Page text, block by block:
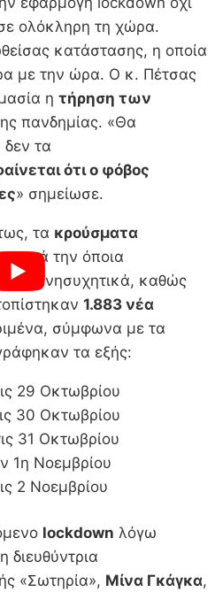
ολόκληρη τη χώρα.
κατάστασης, η οποία
με την ώρα. Ο κ. Πέτσας
η τήρηση των
πανδημίας. «Θα
τα
ότι ο φόβος
» σημείωσε.
τα κρούσματα
παρά την όποια
ανησυχητικά, καθώς
1.883 νέα
σύμφωνα με τα
τα εξής:
29 Οκτωβρίου
30 Οκτωβρίου
31 Οκτωβρίου
1η Νοεμβρίου
2 Νοεμβρίου
lockdown λόγω
διευθύντρια
«Σωτηρία», Μίνα Γκάγκα,